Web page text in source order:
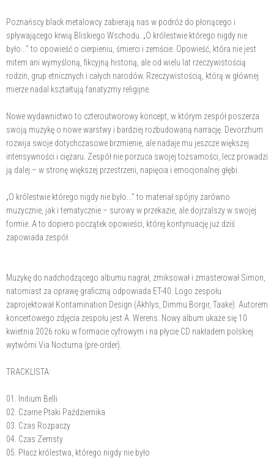
Poznańscy black metalowcy zabierają nas w podróż do płonącego i
spływającego krwią Bliskiego Wschodu. „O królestwie którego nigdy nie
było..." to opowieść o cierpieniu, śmierci i zemście. Opowieść, która nie jest
mitem ani wymyśloną, fikcyjną historią, ale od wielu lat rzeczywistością
rodzin, grup etnicznych i całych narodów. Rzeczywistością, którą w głównej
mierze nadal kształtują fanatyzmy religijne.
Nowe wydawnictwo to czteroutworowy koncept, w którym zespół poszerza
swoją muzykę o nowe warstwy i bardziej rozbudowaną narrację. Devorzhum
rozwija swoje dotychczasowe brzmienie, ale nadaje mu jeszcze większej
intensywności i ciężaru. Zespół nie porzuca swojej tożsamości, lecz prowadzi
ją dalej – w stronę większej przestrzeni, napięcia i emocjonalnej głębi.
„O królestwie którego nigdy nie było..." to materiał spójny zarówno
muzycznie, jak i tematycznie – surowy w przekazie, ale dojrzalszy w swojej
formie. A to dopiero początek opowieści, której kontynuację już dziś
zapowiada zespół.
Muzykę do nadchodzącego albumu nagrał, zmiksował i zmasterował Simon,
natomiast za oprawę graficzną odpowiada ET-40. Logo zespołu
zaprojektował Kontamination Design (Akhlys, Dimmu Borgir, Taake). Autorem
koncertowego zdjęcia zespołu jest A. Werens. Nowy album ukaże się 10
kwietnia 2026 roku w formacie cyfrowym i na płycie CD nakładem polskiej
wytwórni Via Nocturna (pre-order).
TRACKLISTA:
01. Initium Belli
02. Czarne Ptaki Października
03. Czas Rozpaczy
04. Czas Zemsty
05. Płacz królestwa, którego nigdy nie było